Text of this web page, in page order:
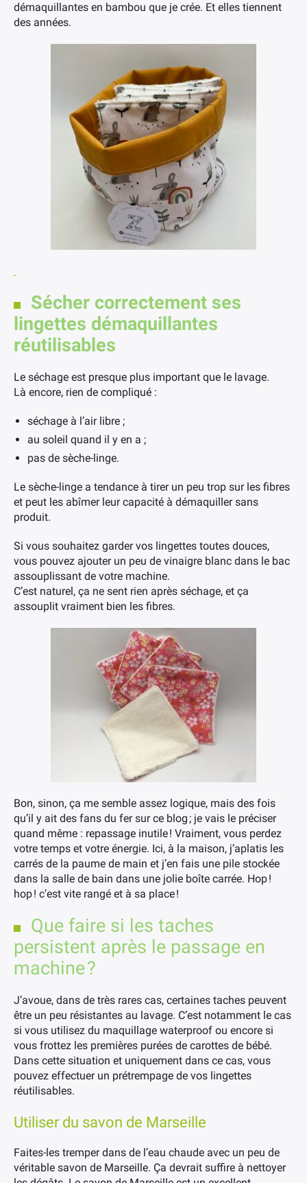
démaquillantes en bambou que je crée. Et elles tiennent
des années.
Sécher correctement ses
lingettes démaquillantes
réutilisables
Le séchage est presque plus important que le lavage.
Là encore, rien de compliqué :
séchage à l’air libre ;
au soleil quand il y en a ;
pas de sèche-linge.
Le sèche-linge a tendance à tirer un peu trop sur les fibres
et peut les abîmer leur capacité à démaquiller sans
produit.
Si vous souhaitez garder vos lingettes toutes douces,
vous pouvez ajouter un peu de vinaigre blanc dans le bac
assouplissant de votre machine.
C’est naturel, ça ne sent rien après séchage, et ça
assouplit vraiment bien les fibres.
Bon, sinon, ça me semble assez logique, mais des fois
qu’il y ait des fans du fer sur ce blog ; je vais le préciser
quand même : repassage inutile ! Vraiment, vous perdez
votre temps et votre énergie. Ici, à la maison, j’aplatis les
carrés de la paume de main et j’en fais une pile stockée
dans la salle de bain dans une jolie boîte carrée. Hop !
hop ! c’est vite rangé et à sa place !
Que faire si les taches
persistent après le passage en
machine ?
J’avoue, dans de très rares cas, certaines taches peuvent
être un peu résistantes au lavage. C’est notamment le cas
si vous utilisez du maquillage waterproof ou encore si
vous frottez les premières purées de carottes de bébé.
Dans cette situation et uniquement dans ce cas, vous
pouvez effectuer un prétrempage de vos lingettes
réutilisables.
Utiliser du savon de Marseille
Faites-les tremper dans de l’eau chaude avec un peu de
véritable savon de Marseille. Ça devrait suffire à nettoyer
×